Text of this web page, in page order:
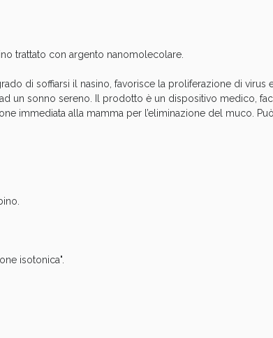
trattato con argento nanomolecolare.
di soffiarsi il nasino, favorisce la proliferazione di virus
un sonno sereno. Il prodotto è un dispositivo medico,
immediata alla mamma per l’eliminazione del muco.
isotonica".
Sconti fino al 45% oggi!